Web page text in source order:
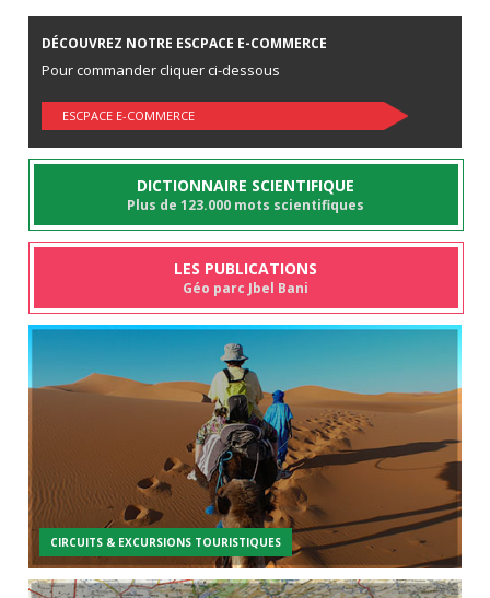
DÉCOUVREZ NOTRE ESCPACE E-COMMERCE
Pour commander cliquer ci-dessous
ESCPACE E-COMMERCE
DICTIONNAIRE SCIENTIFIQUE
Plus de 123.000 mots scientifiques
LES PUBLICATIONS
Géo parc Jbel Bani
CIRCUITS & EXCURSIONS TOURISTIQUES